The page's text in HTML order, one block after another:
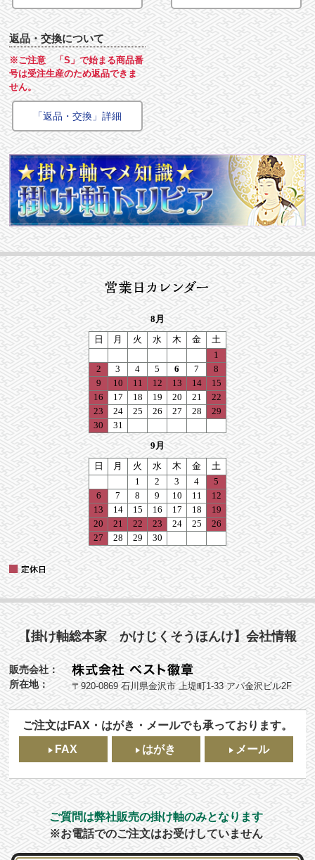
返品・交換について
※ご注意 「S」で始まる商品番
号は受注生産のため返品できま
せん。
「返品・交換」詳細
【掛け軸総本家 かけじくそうほんけ】会社情報
販売会社：
所在地：
〒920-0869 石川県金沢市 上堤町1-33 アパ金沢ビル2F
ご注文はFAX・はがき・メールでも承っております。
FAX
はがき メール
ご質問は弊社販売の掛け軸のみとなります
※お電話でのご注文はお受けしていません